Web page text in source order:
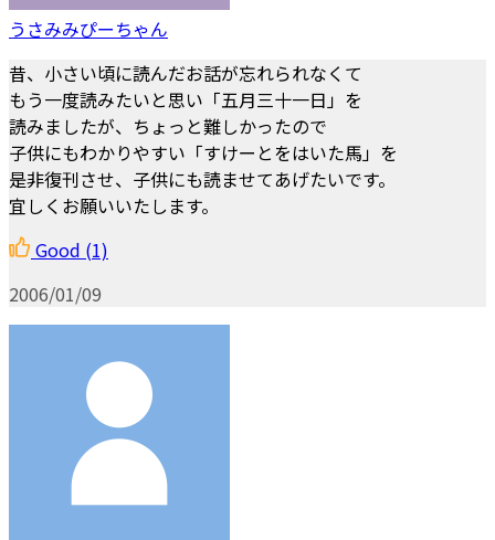
うさみみぴーちゃん
昔、小さい頃に読んだお話が忘れられなくて
もう一度読みたいと思い「五月三十一日」を
読みましたが、ちょっと難しかったので
子供にもわかりやすい「すけーとをはいた馬」を
是非復刊させ、子供にも読ませてあげたいです。
宜しくお願いいたします。
Good (1)
2006/01/09